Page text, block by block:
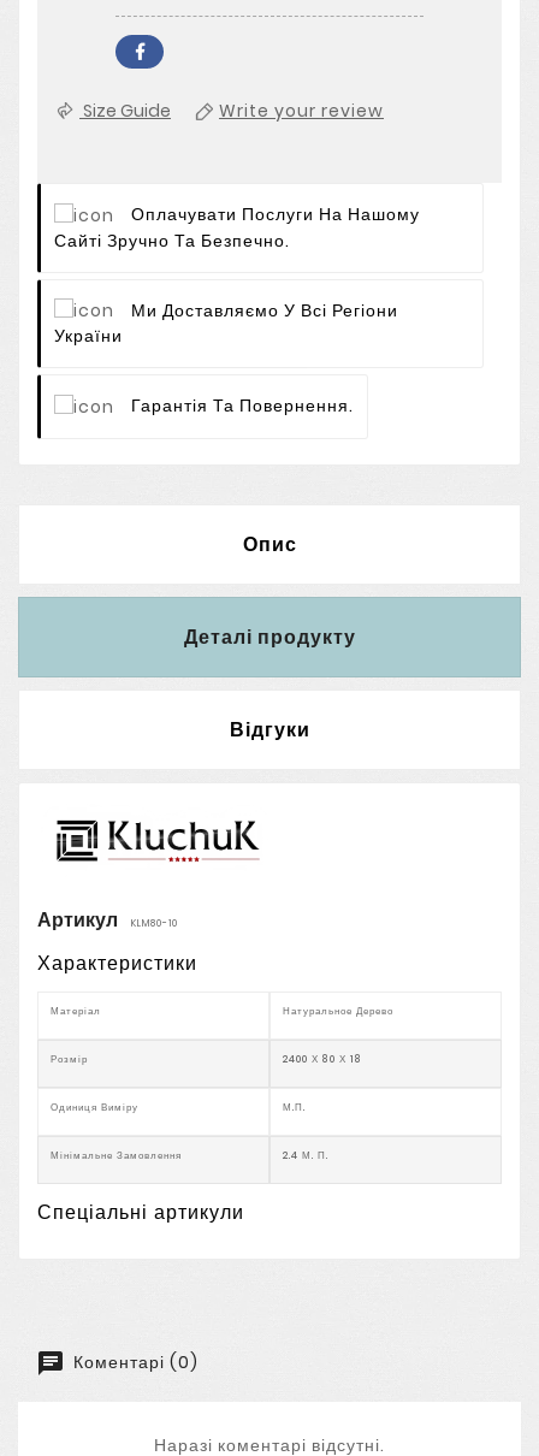
Size Guide Write your review
Оплачувати Послуги На Нашому
Сайті Зручно Та Безпечно.
Ми Доставляємо У Всі Регіони
України
Гарантія Та Повернення.
Опис
Деталі продукту
Відгуки
Артикул KLM80-10
Характеристики
Матеріал Натуральное Дерево
Розмір 2400 Х 80 Х 18
Одиниця Виміру М.п.
Мінімальне Замовлення 2.4 М. П.
Спеціальні артикули
Коментарі (0)
Наразі коментарі відсутні.